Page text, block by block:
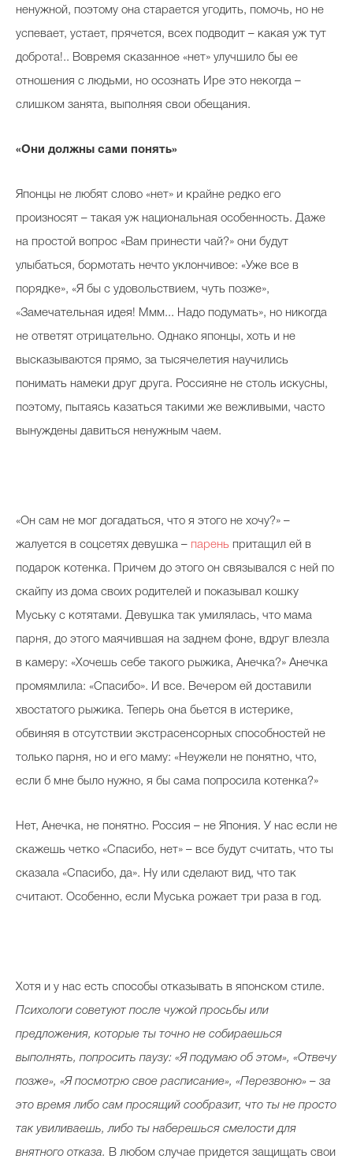
ненужной, поэтому она старается угодить, помочь, но не
успевает, устает, прячется, всех подводит – какая уж тут
доброта!.. Вовремя сказанное «нет» улучшило бы ее
отношения с людьми, но осознать Ире это некогда –
слишком занята, выполняя свои обещания.
«Они должны сами понять»
Японцы не любят слово «нет» и крайне редко его
произносят – такая уж национальная особенность. Даже
на простой вопрос «Вам принести чай?» они будут
улыбаться, бормотать нечто уклончивое: «Уже все в
порядке», «Я бы с удовольствием, чуть позже»,
«Замечательная идея! Ммм... Надо подумать», но никогда
не ответят отрицательно. Однако японцы, хоть и не
высказываются прямо, за тысячелетия научились
понимать намеки друг друга. Россияне не столь искусны,
поэтому, пытаясь казаться такими же вежливыми, часто
вынуждены давиться ненужным чаем.
«Он сам не мог догадаться, что я этого не хочу?» –
жалуется в соцсетях девушка – парень притащил ей в
подарок котенка. Причем до этого он связывался с ней по
скайпу из дома своих родителей и показывал кошку
Муську с котятами. Девушка так умилялась, что мама
парня, до этого маячившая на заднем фоне, вдруг влезла
в камеру: «Хочешь себе такого рыжика, Анечка?» Анечка
промямлила: «Спасибо». И все. Вечером ей доставили
хвостатого рыжика. Теперь она бьется в истерике,
обвиняя в отсутствии экстрасенсорных способностей не
только парня, но и его маму: «Неужели не понятно, что,
если б мне было нужно, я бы сама попросила котенка?»
Нет, Анечка, не понятно. Россия – не Япония. У нас если не
скажешь четко «Спасибо, нет» – все будут считать, что ты
сказала «Спасибо, да». Ну или сделают вид, что так
считают. Особенно, если Муська рожает три раза в год.
Хотя и у нас есть способы отказывать в японском стиле.
Психологи советуют после чужой просьбы или
предложения, которые ты точно не собираешься
выполнять, попросить паузу: «Я подумаю об этом», «Отвечу
позже», «Я посмотрю свое расписание», «Перезвоню» – за
это время либо сам просящий сообразит, что ты не просто
так увиливаешь, либо ты наберешься смелости для
внятного отказа. В любом случае придется защищать свои